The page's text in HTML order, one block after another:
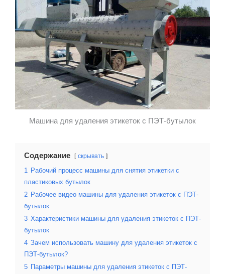
Машина для удаления этикеток с ПЭТ-бутылок
Содержание скрывать
1 Рабочий процесс машины для снятия этикетки с
пластиковых бутылок
2 Рабочее видео машины для удаления этикеток с ПЭТ-
бутылок
3 Характеристики машины для удаления этикеток с ПЭТ-
бутылок
4 Зачем использовать машину для удаления этикеток с
ПЭТ-бутылок?
5 Параметры машины для удаления этикеток с ПЭТ-